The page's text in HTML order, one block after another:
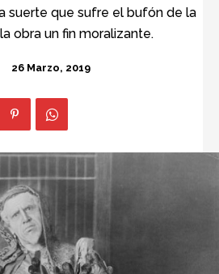
suerte que sufre el bufón de la
obra un fin moralizante.
26 Marzo, 2019